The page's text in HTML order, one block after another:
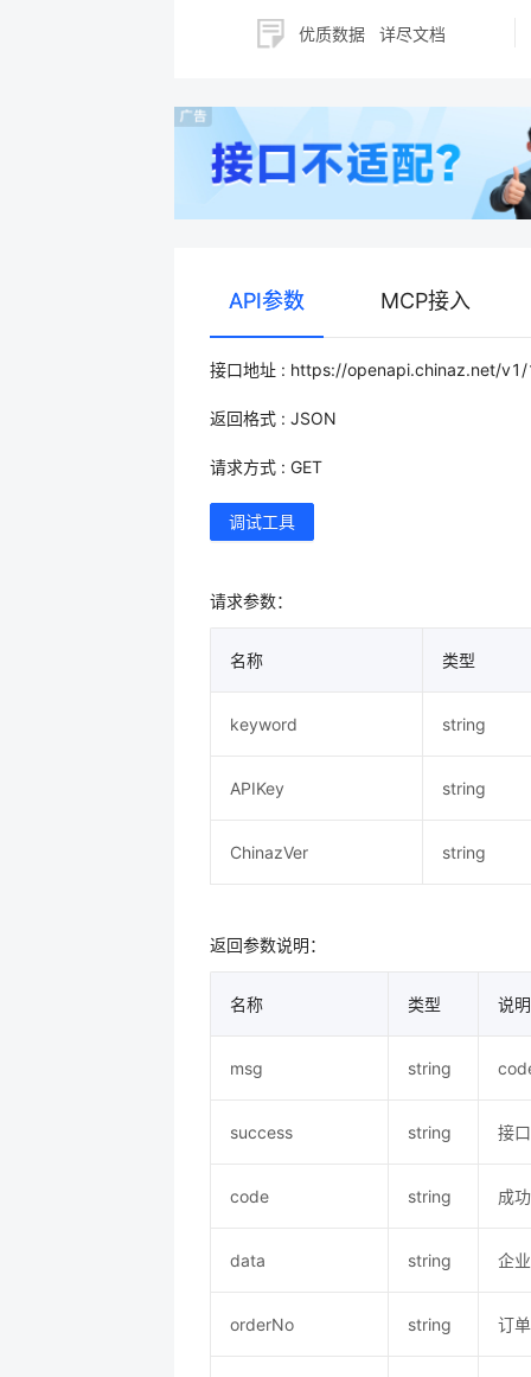
优质数据 详尽文档
API参数 MCP接入
接口地址 : https://openapi.chinaz.net/
返回格式 : JSON
请求方式 : GET
调试工具
请求参数：
名称 类型
keyword string
APIKey string
ChinazVer string
返回参数说明：
名称 类型 说明
msg string
success string 接
code string 成
data string 企
orderNo string 订